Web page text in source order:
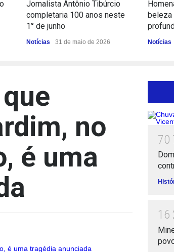
Jornalista Antônio Tibúrcio
completaria 100 anos neste
1° de junho
Notícias 31 de maio de 2026
beleza
Notícias
no
é uma
70
1 6